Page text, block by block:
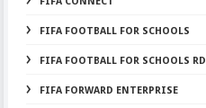
FIFA FOOTBALL FOR SCHOOLS
FIFA FOOTBALL FOR SCHOOLS RD
FIFA FORWARD ENTERPRISE